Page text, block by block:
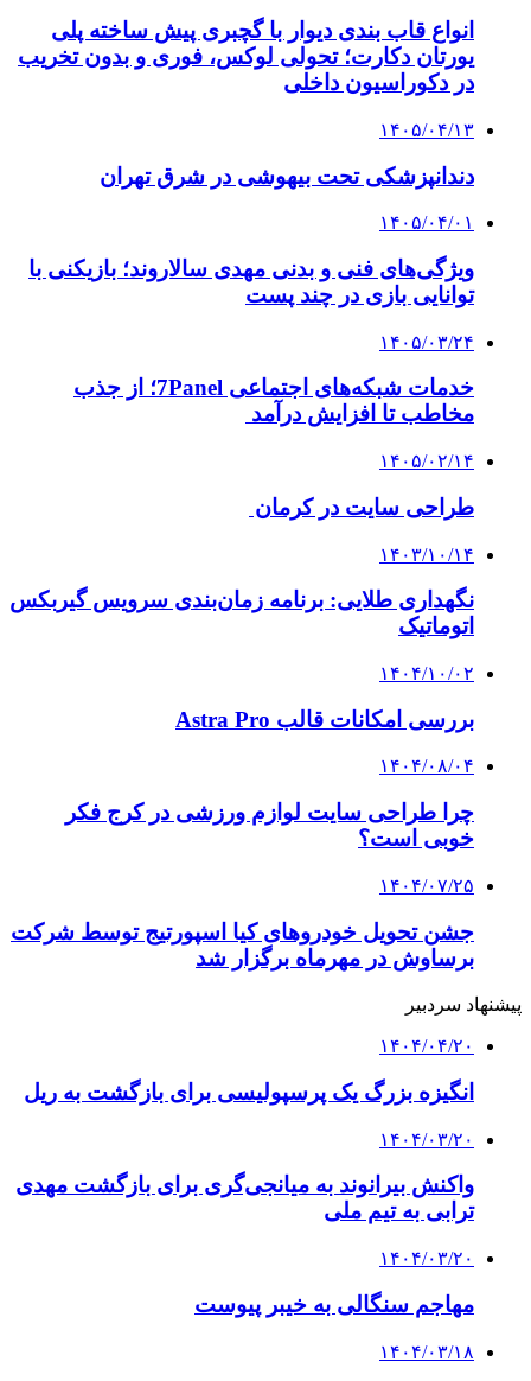
انواع قاب بندی دیوار با گچبری پیش ساخته پلی
یورتان دکارت؛ تحولی لوکس، فوری و بدون تخریب
در دکوراسیون داخلی
۱۴۰۵/۰۴/۱۳
دندانپزشکی تحت بیهوشی در شرق تهران
۱۴۰۵/۰۴/۰۱
ویژگی‌های فنی و بدنی مهدی سالاروند؛ بازیکنی با
توانایی بازی در چند پست
۱۴۰۵/۰۳/۲۴
خدمات شبکه‌های اجتماعی 7Panel؛ از جذب
مخاطب تا افزایش درآمد
۱۴۰۵/۰۲/۱۴
طراحی سایت در کرمان
۱۴۰۳/۱۰/۱۴
نگهداری طلایی: برنامه زمان‌بندی سرویس گیربکس
اتوماتیک
۱۴۰۴/۱۰/۰۲
بررسی امکانات قالب Astra Pro
۱۴۰۴/۰۸/۰۴
چرا طراحی سایت لوازم ورزشی در کرج فکر
خوبی است؟
۱۴۰۴/۰۷/۲۵
جشن تحویل خودروهای کیا اسپورتیج توسط شرکت
برساوش در مهرماه برگزار شد
پیشنهاد سردبیر
۱۴۰۴/۰۴/۲۰
انگیزه بزرگ یک پرسپولیسی برای بازگشت به ریل
۱۴۰۴/۰۳/۲۰
واکنش بیرانوند به میانجی‌گری برای بازگشت مهدی
ترابی به تیم ملی
۱۴۰۴/۰۳/۲۰
مهاجم سنگالی به خیبر پیوست
۱۴۰۴/۰۳/۱۸